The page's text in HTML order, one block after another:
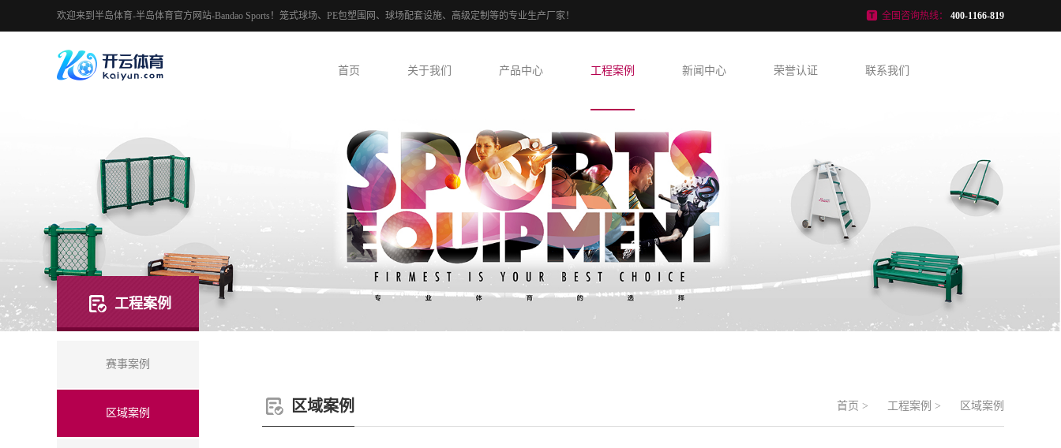
欢迎来到半岛体育-半岛体育官方网站-Bandao Sports！笼式球场、PE包塑围网、球场配套设施、高级定制等的专业生产厂家！ 全国咨询热线： 400-1166-819
首页 关于我们 产品中心 工程案例 新闻中心 荣誉认证 联系我们
工程案例
赛事案例
区域案例 区域案例 首页 > 工程案例 > 区域案例